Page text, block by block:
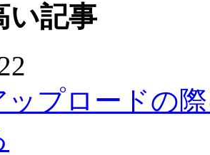
い記事
ップロードの